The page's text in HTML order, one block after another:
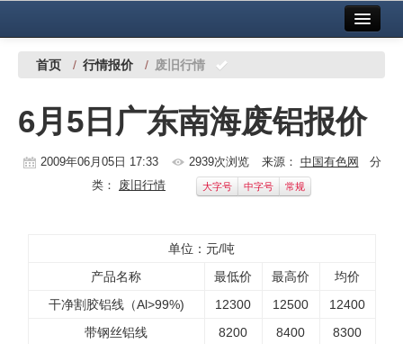
中国有色金属报社主办 广告服务
铜镍铅锌
铝
首页 / 行情报价 / 废旧行情
6月5日广东南海废铝报价
2009年06月05日 17:33 2939次浏览 来源： 中国有色网 分
类： 废旧行情 大字号 中字号 常规
单位：元/吨
产品名称
最低价 最高价
均价
干净割胶铝线（Al>99%)
12300 12500
12400
带钢丝铝线
8200 8400
8300